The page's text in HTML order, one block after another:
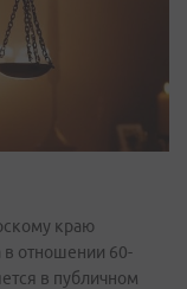
краю
в отношении 60-
в публичном